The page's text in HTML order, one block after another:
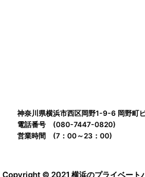
神奈川県横浜市西区岡野1-9-6 岡野町
電話番号 (080-7447-0820)
営業時間 (7：00～23：00)
Copyright © 2021 横浜のプライベート